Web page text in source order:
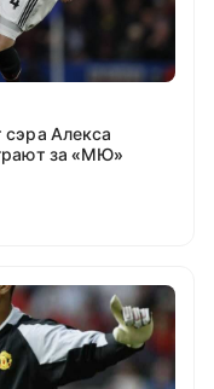
сэра Алекса
за «МЮ»